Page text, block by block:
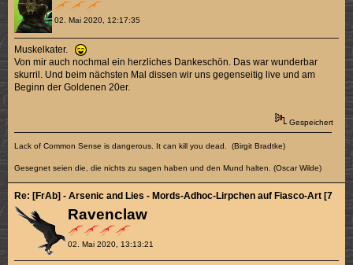
02. Mai 2020, 12:17:35
Muskelkater.
Von mir auch nochmal ein herzliches Dankeschön. Das war wunderbar
skurril. Und beim nächsten Mal dissen wir uns gegenseitig live und am
Beginn der Goldenen 20er.
Gespeichert
Lack of Common Sense is dangerous. It can kill you dead. (Birgit Bradtke)
Gesegnet seien die, die nichts zu sagen haben und den Mund halten. (Oscar Wilde)
Ravenclaw
02. Mai 2020, 13:13:21
Re: [FrAb] - Arsenic and Lies - Mords-Adhoc-Lirpchen auf Fiasco-Art [7/10]